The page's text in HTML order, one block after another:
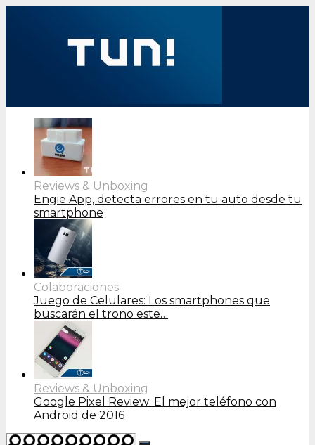
Reviews & Unboxing
Engie App, detecta errores en tu auto desde tu
smartphone
Colaboraciones
Juego de Celulares: Los smartphones que
buscarán el trono este…
Reviews & Unboxing
Google Pixel Review: El mejor teléfono con
Android de 2016